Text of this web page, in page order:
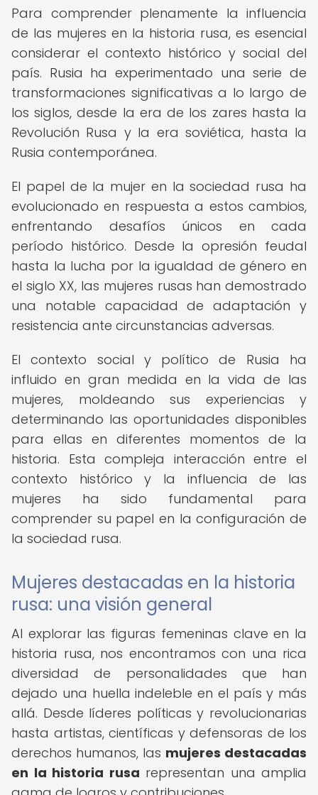
Para comprender plenamente la influencia
de las mujeres en la historia rusa, es esencial
considerar el contexto histórico y social del
país. Rusia ha experimentado una serie de
transformaciones significativas a lo largo de
los siglos, desde la era de los zares hasta la
Revolución Rusa y la era soviética, hasta la
Rusia contemporánea.
El papel de la mujer en la sociedad rusa ha
evolucionado en respuesta a estos cambios,
enfrentando desafíos únicos en cada
período histórico. Desde la opresión feudal
hasta la lucha por la igualdad de género en
el siglo XX, las mujeres rusas han demostrado
una notable capacidad de adaptación y
resistencia ante circunstancias adversas.
El contexto social y político de Rusia ha
influido en gran medida en la vida de las
mujeres, moldeando sus experiencias y
determinando las oportunidades disponibles
para ellas en diferentes momentos de la
historia. Esta compleja interacción entre el
contexto histórico y la influencia de las
mujeres ha sido fundamental para
comprender su papel en la configuración de
la sociedad rusa.
Mujeres destacadas en la historia
rusa: una visión general
Al explorar las figuras femeninas clave en la
historia rusa, nos encontramos con una rica
diversidad de personalidades que han
dejado una huella indeleble en el país y más
allá. Desde líderes políticas y revolucionarias
hasta artistas, científicas y defensoras de los
derechos humanos, las mujeres destacadas
en la historia rusa representan una amplia